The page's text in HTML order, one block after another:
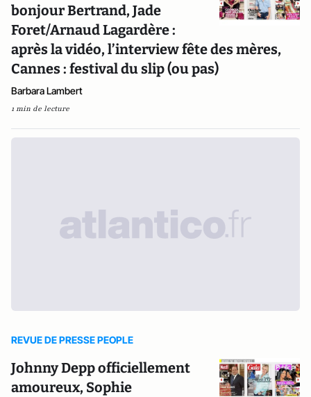
bonjour Bertrand, Jade
Foret/Arnaud Lagardère :
après la vidéo, l’interview fête des mères,
Cannes : festival du slip (ou pas)
Barbara Lambert
1 min de lecture
REVUE DE PRESSE PEOPLE
Johnny Depp officiellement
amoureux, Sophie